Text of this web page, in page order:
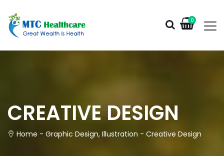
0
CREATIVE DESIGN
Home - Graphic Design, Illustration - Creative Design